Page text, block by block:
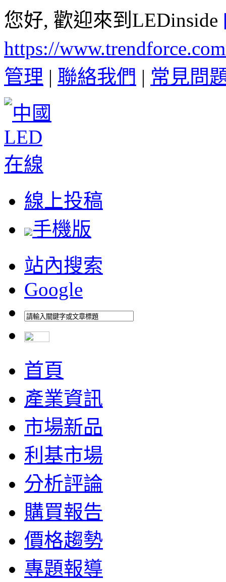
您好, 歡迎來到LEDinside
https://
管理 | 聯絡我們 | 常見問
線上投稿
手機版
站內搜索
Google
首頁
產業資訊
市場新品
利基市場
分析評論
購買報告
價格趨勢
專題報導